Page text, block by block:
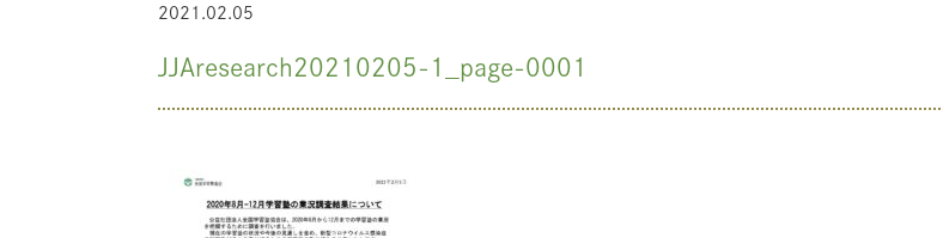
2021.02.05
JJAresearch20210205-1_page-0001